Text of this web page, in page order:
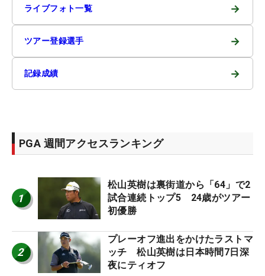
ライブフォト一覧 →
ツアー登録選手 →
記録成績 →
PGA 週間アクセスランキング
1
松山英樹は裏街道から「64」で2
試合連続トップ5 24歳がツアー
初優勝
2
プレーオフ進出をかけたラストマ
ッチ 松山英樹は日本時間7日深
夜にティオフ